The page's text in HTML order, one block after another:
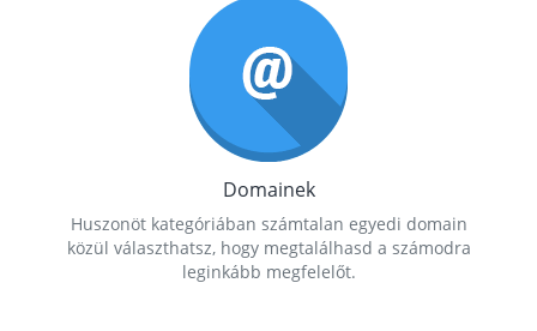
Domainek
Huszonöt kategóriában számtalan egyedi domain
közül választhatsz, hogy megtalálhasd a számodra
leginkább megfelelőt.